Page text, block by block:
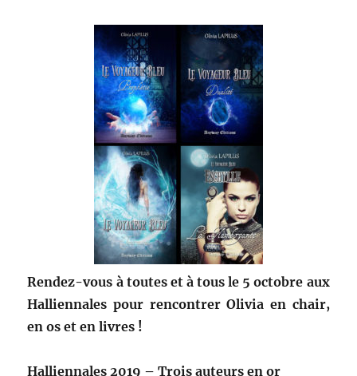
Rendez-vous à toutes et à tous le 5 octobre aux
Halliennales pour rencontrer Olivia en chair,
en os et en livres !
Halliennales 2019 – Trois auteurs en or